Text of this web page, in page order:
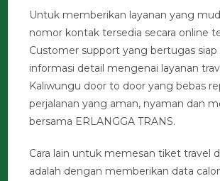
Untuk memberikan layanan yang
nomor kontak tersedia secara online
Customer support yang bertugas
informasi detail mengenai layanan
Kaliwungu door to door yang bebas
perjalanan yang aman, nyaman dan
bersama ERLANGGA TRANS.
Cara lain untuk memesan tiket travel
adalah dengan memberikan data